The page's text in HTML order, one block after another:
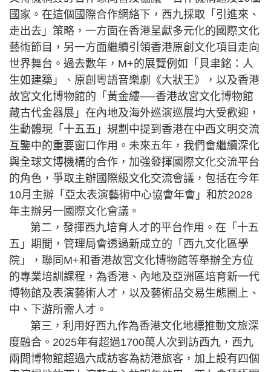
國家。在這個國際合作網絡下，西九採取「引進來、
走出去」策略，一方面在香港呈獻多元化的國際文化
藝術節目，另一方面繼續引領香港原創文化項目走向
世界舞台。過去數年，M+的展覽例如「貝聿銘：人
生如建築」、原創粵語音樂劇《大狀王》，以及香港
故宮文化博物館的「黃金縷──香港故宮文化博物館
藏古代金器展」在內地及海外巡演巡展均大受歡迎，
生動體現「十五五」規劃中提到香港在中西文明交流
互鑒中的重要窗口作用。未來五年，我們會繼續深化
與全球文博機構的合作，加強發揮國際文化交流平台
的角色，爭取主辦國際級文化交流會議，包括在今年
10月主辦「亞太表演藝術中心協會年會」和於2028
年主辦另一國際文化會議。
第二，發揮西九培育人才的平台作用。在「十五
五」期間，管理局會透過新成立的「西九文化區學
院」，聯同M+和香港故宮文化博物館等舉辦全方位
的專業培訓課程，為香港、內地及亞洲區培育新一代
博物館及表演藝術人才，以及藝術品交易生態圈上、
中、下游所需人才。
第三，利用好西九作為香港文化地標推動文旅深
度融合。2025年有超過1700萬人次到訪西九，西九
兩間博物館超過六成訪客為訪港旅客，加上設有四個